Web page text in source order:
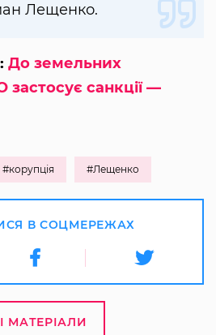
Лещенко.
До земельних
застосує санкції —
#корупція #Лещенко
В СОЦМЕРЕЖАХ
МАТЕРІАЛИ